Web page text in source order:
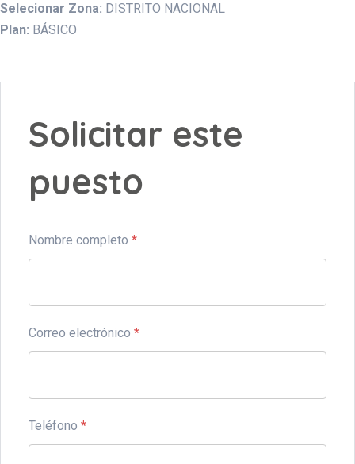
Selecionar Zona: DISTRITO NACIONAL
Plan: BÁSICO
Solicitar este
puesto
Nombre completo *
Correo electrónico *
Teléfono *